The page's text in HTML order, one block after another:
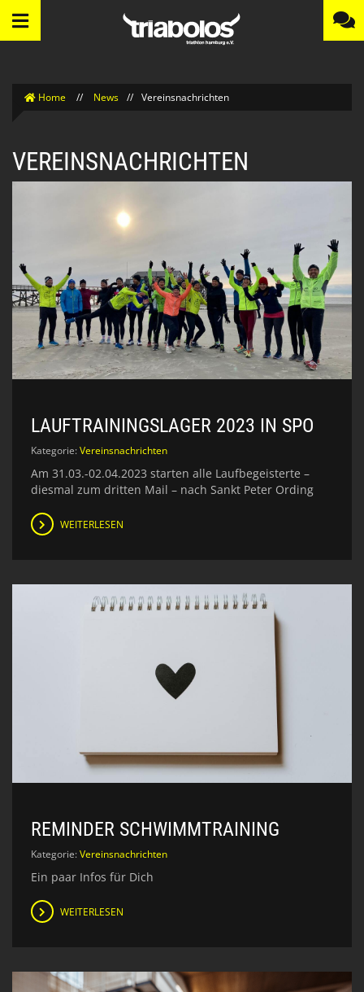
Home // News // Vereinsnachrichten
VEREINSNACHRICHTEN
LAUFTRAININGSLAGER 2023 IN SPO
Kategorie:Vereinsnachrichten
Am 31.03.-02.04.2023 starten alle Laufbegeisterte –
diesmal zum dritten Mail – nach Sankt Peter Ording
WEITERLESEN
REMINDER SCHWIMMTRAINING
Kategorie:Vereinsnachrichten
Ein paar Infos für Dich
WEITERLESEN